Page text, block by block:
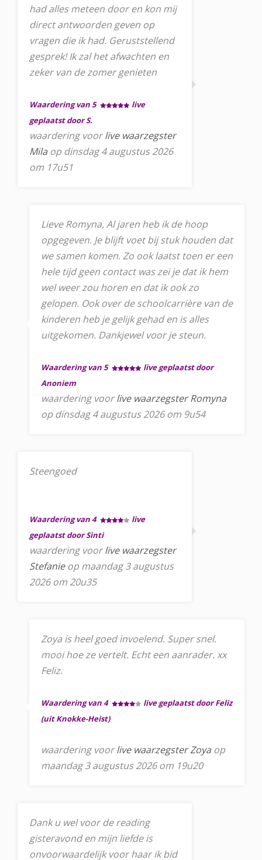
had alles meteen door en kon mij
direct antwoorden geven op
vragen die ik had. Geruststellend
gesprek! Ik zal het afwachten en
zeker van de zomer genieten
Waardering van 5
live
geplaatst door S.
waardering voorlive waarzegster
Mila op dinsdag 4 augustus 2026
om 17u51
Lieve Romyna, Al jaren heb ik de hoop
opgegeven. Je blijft voet bij stuk houden dat
we samen komen. Zo ook laatst toen er een
hele tijd geen contact was zei je dat ik hem
wel weer zou horen en dat ik ook zo
gelopen. Ook over de schoolcarrière van de
kinderen heb je gelijk gehad en is alles
uitgekomen. Dankjewel voor je steun.
Waardering van 5
live geplaatst door
Anoniem
waardering voorlive waarzegster Romyna
op dinsdag 4 augustus 2026 om 9u54
Steengoed
Waardering van 4
live
geplaatst door Sinti
waardering voorlive waarzegster
Stefanieop maandag 3 augustus
2026 om 20u35
Zoya is heel goed invoelend. Super snel.
mooi hoe ze vertelt. Echt een aanrader. xx
Feliz.
Waardering van 4
live geplaatst door Feliz
(uit Knokke-Heist)
waardering voorlive waarzegster Zoya op
maandag 3 augustus 2026 om 19u20
Dank u wel voor de reading
gisteravond en mijn liefde is
onvoorwaardelijk voor haar ik bid